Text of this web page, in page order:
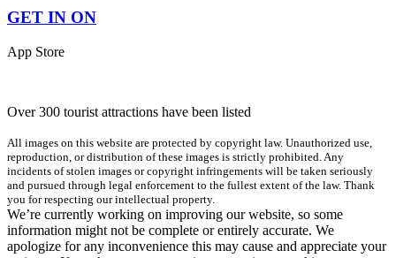
GET IN ON
App Store
Over 300 tourist attractions have been listed
All images on this website are protected by copyright law. Unauthorized use,
reproduction, or distribution of these images is strictly prohibited. Any
incidents of stolen images or copyright infringements will be taken seriously
and pursued through legal enforcement to the fullest extent of the law. Thank
you for respecting our intellectual property.
We’re currently working on improving our website, so some
information might not be complete or entirely accurate. We
apologize for any inconvenience this may cause and appreciate your